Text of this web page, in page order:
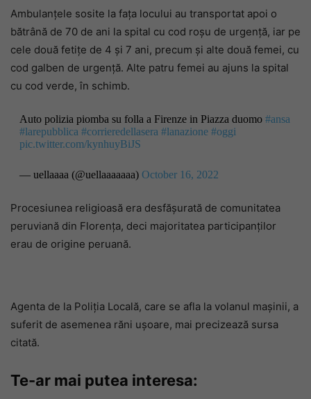
Ambulanțele sosite la fața locului au transportat apoi o
bătrână de 70 de ani la spital cu cod roșu de urgență, iar pe
cele două fetițe de 4 și 7 ani, precum și alte două femei, cu
cod galben de urgență. Alte patru femei au ajuns la spital
cu cod verde, în schimb.
Auto polizia piomba su folla a Firenze in Piazza duomo #ansa
#larepubblica #corrieredellasera #lanazione #oggi
pic.twitter.com/kynhuyBiJS
— uellaaaa (@uellaaaaaaa) October 16, 2022
Procesiunea religioasă era desfășurată de comunitatea
peruviană din Florența, deci majoritatea participanților
erau de origine peruană.
Agenta de la Poliția Locală, care se afla la volanul mașinii, a
suferit de asemenea răni ușoare, mai precizează sursa
citată.
Te-ar mai putea interesa: